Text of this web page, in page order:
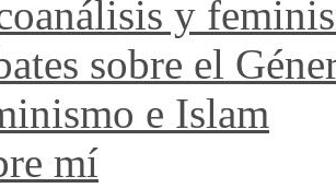
y
sobre el
e Islam
mí